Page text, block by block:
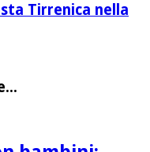
Tirrenica nella